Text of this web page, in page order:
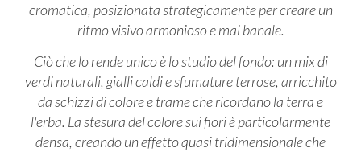
cromatica, posizionata strategicamente per creare un
ritmo visivo armonioso e mai banale.
Ciò che lo rende unico è lo studio del fondo: un mix di
verdi naturali, gialli caldi e sfumature terrose, arricchito
da schizzi di colore e trame che ricordano la terra e
l'erba. La stesura del colore sui fiori è particolarmente
densa, creando un effetto quasi tridimensionale che